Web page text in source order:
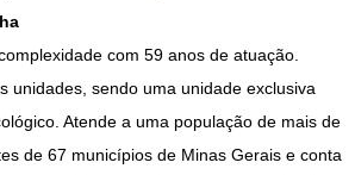
com 59 anos de atuação.
unidades, sendo uma unidade exclusiva
Atende a uma população de mais de
de 67 municípios de Minas Gerais e conta